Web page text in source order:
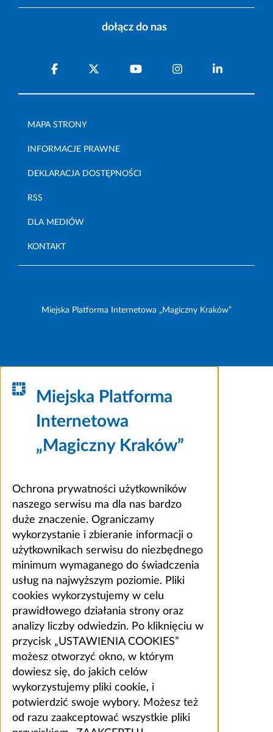
dołącz do nas
MAPA STRONY
INFORMACJE PRAWNE
DEKLARACJA DOSTĘPNOŚCI
RSS
DLA MEDIÓW
KONTAKT
Miejska Platforma Internetowa „Magiczny Kraków”
Miejska Platforma
Internetowa
„Magiczny Kraków”
Ochrona prywatności użytkowników
naszego serwisu ma dla nas bardzo
duże znaczenie. Ograniczamy
wykorzystanie i zbieranie informacji o
użytkownikach serwisu do niezbędnego
minimum wymaganego do świadczenia
usług na najwyższym poziomie. Pliki
cookies wykorzystujemy w celu
prawidłowego działania strony oraz
analizy liczby odwiedzin. Po kliknięciu w
przycisk „USTAWIENIA COOKIES”
możesz otworzyć okno, w którym
dowiesz się, do jakich celów
wykorzystujemy pliki cookie, i
potwierdzić swoje wybory. Możesz też
od razu zaakceptować wszystkie pliki